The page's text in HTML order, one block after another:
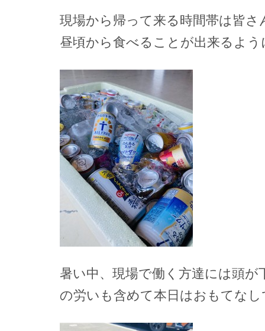
現場から帰って来る時間帯は皆
昼頃から食べることが出来るよ
暑い中、現場で働く方達には頭が
の労いも含めて本日はおもてな